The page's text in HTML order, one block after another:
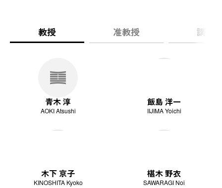
教授 准教授 講師
青木 淳
AOKI Atsushi
飯島 洋一
IIJIMA Yoichi
木下 京子
KINOSHITA Kyoko
椹木 野衣
SAWARAGI Noi